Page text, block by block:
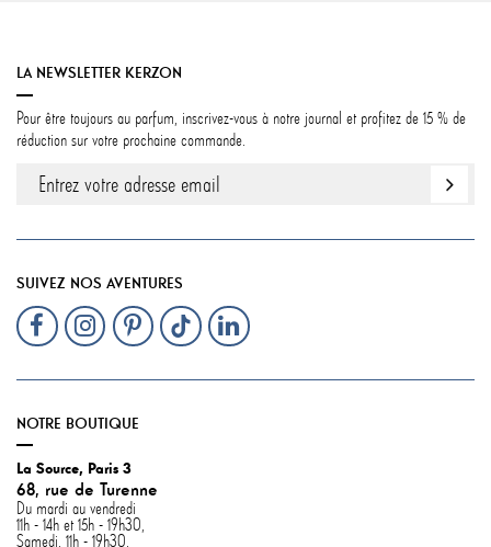
LA NEWSLETTER KERZON
Pour être toujours au parfum, inscrivez-vous à notre journal et profitez de 15 % de
réduction sur votre prochaine commande.
SUIVEZ NOS AVENTURES
NOTRE BOUTIQUE
La Source, Paris 3
68, rue de Turenne
Du mardi au vendredi
11h - 14h et 15h - 19h30,
Samedi, 11h - 19h30.